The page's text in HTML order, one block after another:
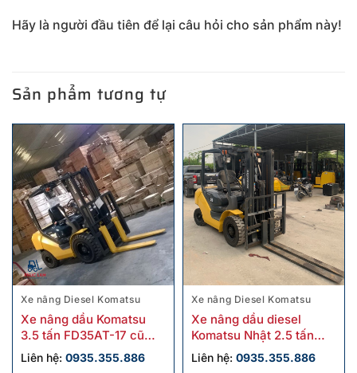
Hãy là người đầu tiên để lại câu hỏi cho sản phẩm này!
Sản phẩm tương tự
Xe nâng Diesel Komatsu
Xe nâng dầu Komatsu
3.5 tấn FD35AT-17 cũ
chính hãng
Liên hệ: 0935.355.886
Xe nâng Diesel Komatsu
Xe nâng dầu diesel
Komatsu Nhật 2.5 tấn
FD25HT-16 cũ
Liên hệ: 0935.355.886